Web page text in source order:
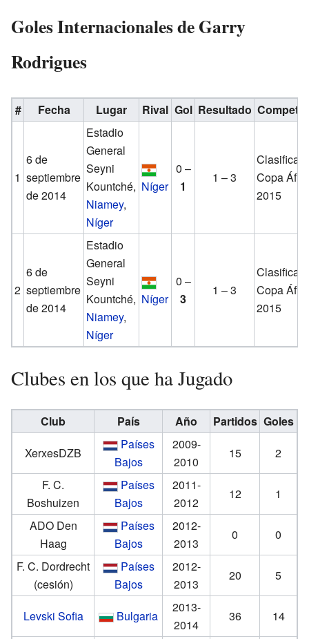
Goles Internacionales de Garry
Rodrigues
# Fecha Lugar Rival Gol Resultado
1
6 de
septiembre
de 2014
Estadio
General
Seyni
Kountché,
Niamey,
Níger
Níger
0 –
1
1 – 3
Copa
2015
2
6 de
septiembre
de 2014
Estadio
General
Seyni
Kountché,
Niamey,
Níger
Níger
0 –
3
1 – 3
Copa
2015
Clubes en los que ha Jugado
Club País Año Partidos Goles
XerxesDZB
Países
Bajos
2009-
2010
15
2
F. C.
Boshuizen
Países
Bajos
2011-
2012
12
1
ADO Den
Haag
Países
Bajos
2012-
2013
0
0
F. C. Dordrecht
(cesión)
Países
Bajos
2012-
2013
20 5
Levski Sofia Bulgaria
2013-
2014
36 14